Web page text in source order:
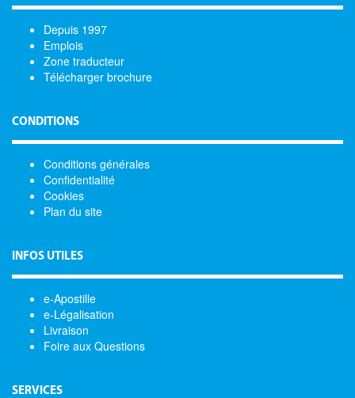
Depuis 1997
Emplois
Zone traducteur
Télécharger brochure
CONDITIONS
Conditions générales
Confidentialité
Cookies
Plan du site
INFOS UTILES
e-Apostille
e-Légalisation
Livraison
Foire aux Questions
SERVICES